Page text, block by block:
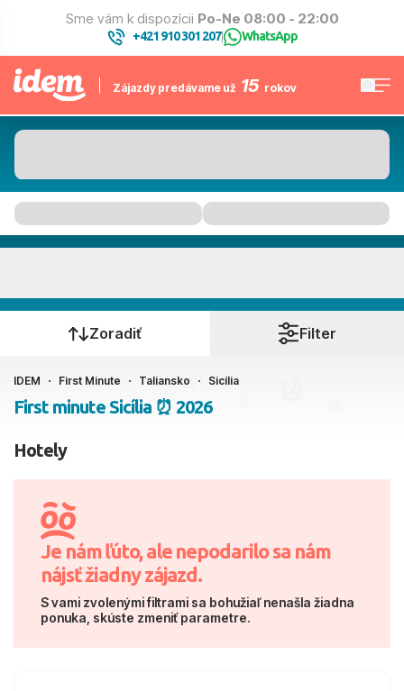
Sme vám k dispozícii Po-Ne 08:00 - 22:00
+421 910 301 207| WhatsApp
Zájazdy predávame už 15 rokov
Kedy cestujete?
Ako cestujete?
2 dospelí, 0 deti
Zoradiť Filter
IDEM First Minute Taliansko Sicília
First minute Sicília ⏰ 2026
Hotely
Je nám ľúto, ale nepodarilo sa nám
nájsť žiadny zájazd.
S vami zvolenými filtrami sa bohužiaľ nenašla žiadna
ponuka, skúste zmeniť parametre.